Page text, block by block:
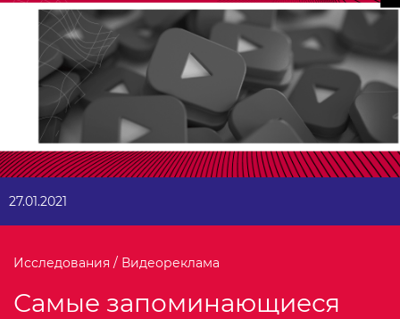
27.01.2021
Исследования / Видеореклама
Самые запоминающиеся